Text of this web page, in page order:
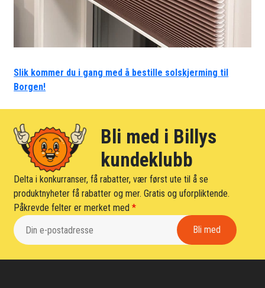
Slik kommer du i gang med å bestille solskjerming til
Borgen!
Bli med i Billys
kundeklubb
Delta i konkurranser, få rabatter, vær først ute til å se
produktnyheter få rabatter og mer. Gratis og uforpliktende.
Påkrevde felter er merket med*